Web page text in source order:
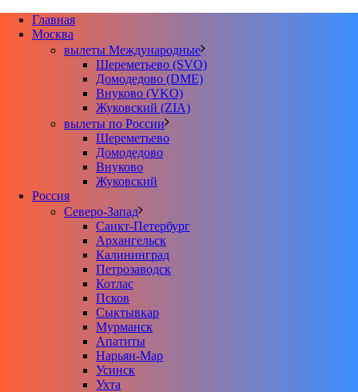
Главная
Москва
вылеты Международные
Шереметьево (SVO)
Домодедово (DME)
Внуково (VKO)
Жуковский (ZIA)
вылеты по России
Шереметьево
Домодедово
Внуково
Жуковский
Россия
Северо-Запад
Санкт-Петербург
Архангельск
Калининград
Петрозаводск
Котлас
Псков
Сыктывкар
Мурманск
Апатиты
Нарьян-Мар
Усинск
Ухта